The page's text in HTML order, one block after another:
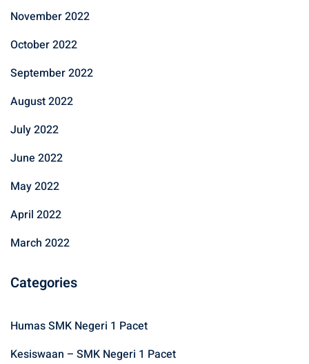
November 2022
October 2022
September 2022
August 2022
July 2022
June 2022
May 2022
April 2022
March 2022
Categories
Humas SMK Negeri 1 Pacet
Kesiswaan – SMK Negeri 1 Pacet